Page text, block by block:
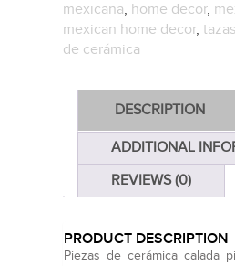
mexicana, home decor,
mexican home decor,
de cerámica
DESCRIPTION
ADDITIONAL
REVIEWS (0)
PRODUCT DESCRIPTION
Piezas de cerámica calada